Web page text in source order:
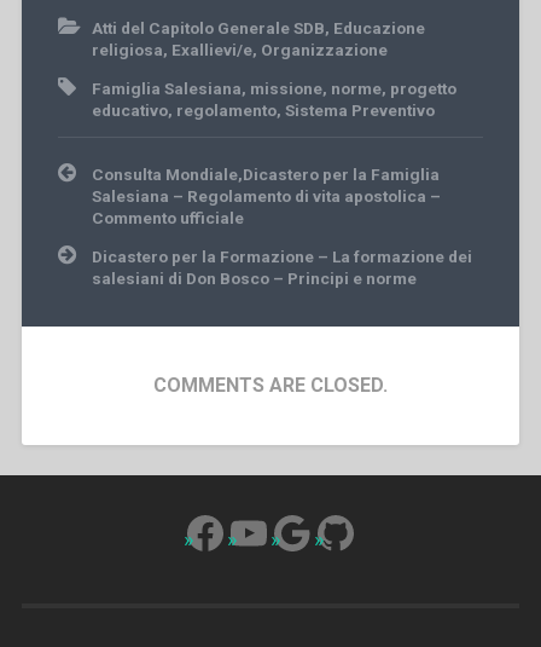
Atti del Capitolo Generale SDB, Educazione
religiosa, Exallievi/e, Organizzazione
Famiglia Salesiana, missione, norme, progetto
educativo, regolamento, Sistema Preventivo
Post
navigation
Consulta Mondiale,Dicastero per la Famiglia
Salesiana – Regolamento di vita apostolica –
Commento ufficiale
Dicastero per la Formazione – La formazione dei
salesiani di Don Bosco – Principi e norme
COMMENTS ARE CLOSED.
Facebook
YouTube
Google
GitHub